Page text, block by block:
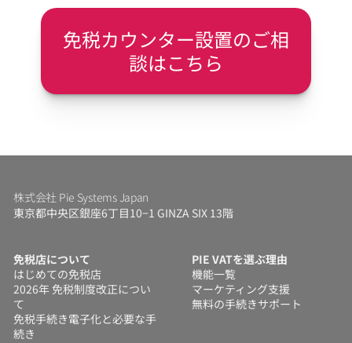
免税カウンター設置のご相
談はこちら
株式会社 Pie Systems Japan
東京都中央区銀座6丁目10−1 GINZA SIX 13階
免税店について
はじめての免税店
2026年 免税制度改正につい
て
免税手続き電子化と必要な手
続き
PIE VATを選ぶ理由
機能一覧
マーケティング支援
無料の手続きサポート